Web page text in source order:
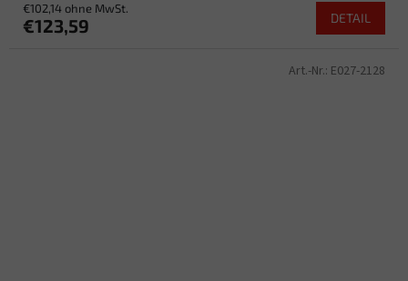
€102,14 ohne MwSt.
€123,59 DETAIL
Art.-Nr.: E027-2128